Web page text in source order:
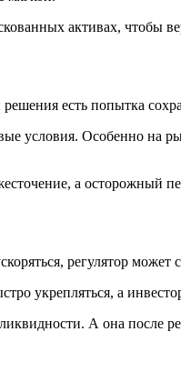
активах, чтобы
есть попытка
условия. Особенно на
а осторожный
регулятор может
укрепляться, а
А она после